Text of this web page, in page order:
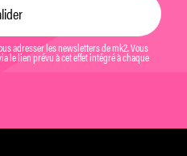
adresser les newsletters de mk2. Vous
le lien prévu à cet effet intégré à chaque